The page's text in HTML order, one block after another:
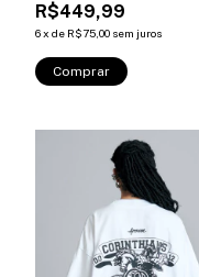
R$449,99
6x de R$75,00 sem juros
Comprar